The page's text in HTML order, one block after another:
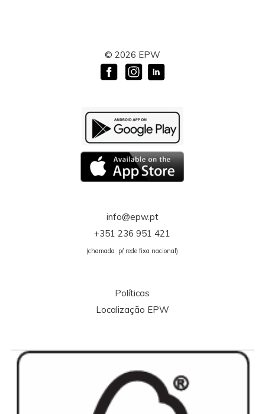
© 2026 EPW
info@epw.pt
+351 236 951 421
(chamada p/ rede fixa nacional)
Políticas
Localização EPW